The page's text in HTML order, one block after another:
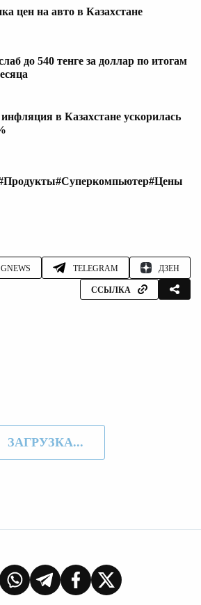
цен на авто в Казахстане
до 540 тенге за доллар по итогам
в Казахстане ускорилась
#Суперкомпьютер#Цены
GNEWS TELEGRAM ДЗЕН
ССЫЛКА
ЗАГРУЗКА...